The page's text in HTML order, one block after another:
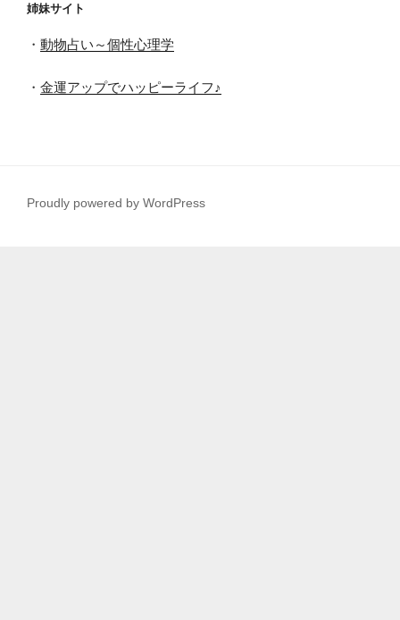
姉妹サイト
・ 動物占い～個性心理学
・ 金運アップでハッピーライフ♪
Proudly powered by WordPress